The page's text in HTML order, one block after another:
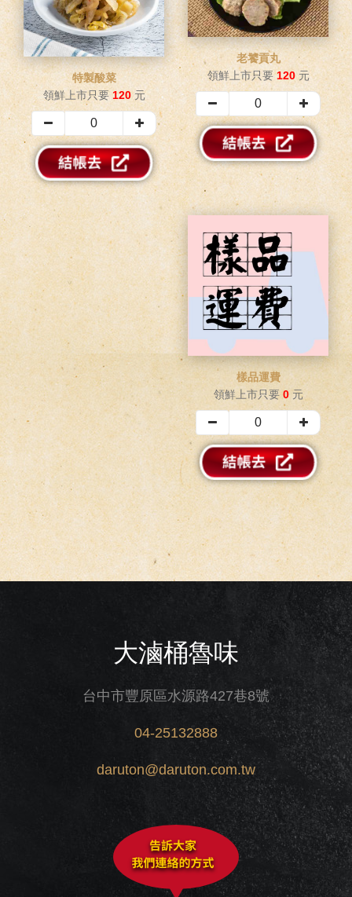
特製酸菜
領鮮上市只要120元
老饕貢丸
領鮮上市只要120元
樣品運費
領鮮上市只要 0元
大滷桶魯味
台中市豐原區水源路427巷8號
04-25132888
daruton@daruton.com.tw